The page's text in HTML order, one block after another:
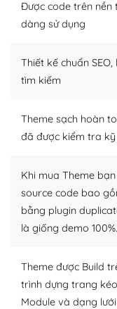
Dễ dàng tùy chỉnh
WordPress là nơi
người cuồng tín
Nếu bạn gặp khó
lời, giải đáp vấn đề
Cộng đồng sử
– Đa dạng plugin
Plugin mở rộng là
WordPress để
nhiều plugin trả
Được code trên nền
dàng sử dụng
Thiết kế chuẩn
tìm kiếm
Theme sạch hoàn
đã được kiểm tra kỹ
Khi mua Theme
source code bao
bằng plugin
là giống demo 100%.
Theme được Build
trình dựng trang
Module và dạng